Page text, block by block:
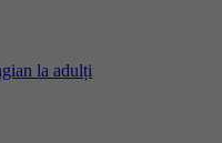
la adulți